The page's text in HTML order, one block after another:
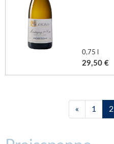
0,75 l
29,50 €
« 1 2